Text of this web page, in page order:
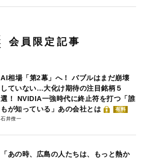
会員限定記事
AI相場「第2幕」へ！ バブルはまだ崩壊
していない…大化け期待の注目銘柄５
選！ NVIDIA一強時代に終止符を打つ「誰
もが知っている」あの会社とは
有料
石井僚一
「あの時、広島の人たちは、もっと熱か